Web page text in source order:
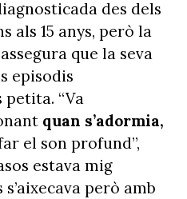
des dels
als 15 anys, però la
que la seva
episodis
petita. “Va
quan s’adormia,
el son profund”,
estava mig
però amb